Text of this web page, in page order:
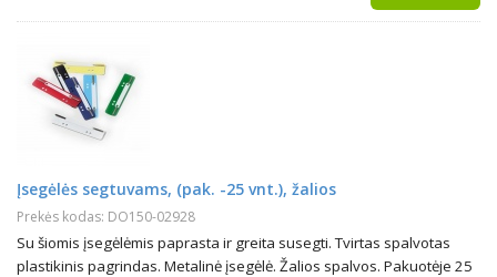
Įsegėlės segtuvams, (pak. -25 vnt.), žalios
Prekės kodas: DO150-02928
Su šiomis įsegėlėmis paprasta ir greita susegti. Tvirtas spalvotas
plastikinis pagrindas. Metalinė įsegėlė. Žalios spalvos. Pakuotėje 25